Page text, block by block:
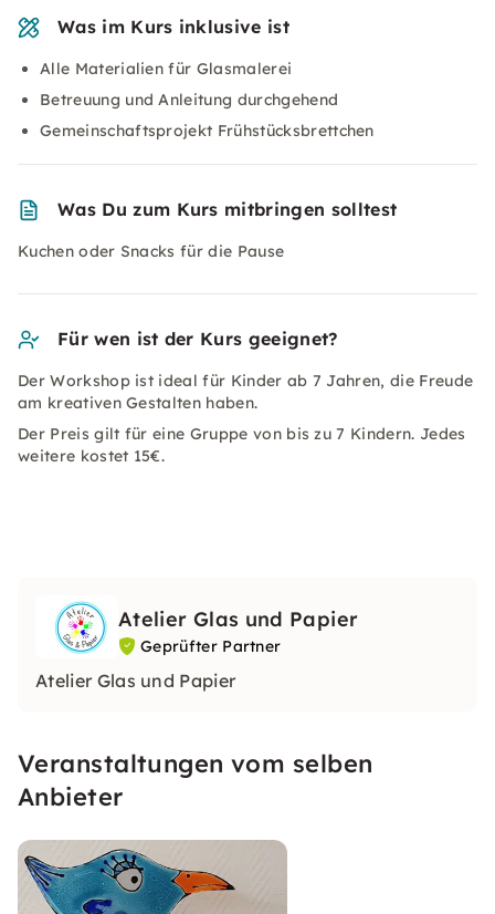
Was im Kurs inklusive ist
Alle Materialien für Glasmalerei
Betreuung und Anleitung durchgehend
Gemeinschaftsprojekt Frühstücksbrettchen
Was Du zum Kurs mitbringen solltest
Kuchen oder Snacks für die Pause
Für wen ist der Kurs geeignet?
Der Workshop ist ideal für Kinder ab 7 Jahren, die Freude
am kreativen Gestalten haben.
Der Preis gilt für eine Gruppe von bis zu 7 Kindern. Jedes
weitere kostet 15€.
Atelier Glas und Papier
Geprüfter Partner
Atelier Glas und Papier
Veranstaltungen vom selben
Anbieter